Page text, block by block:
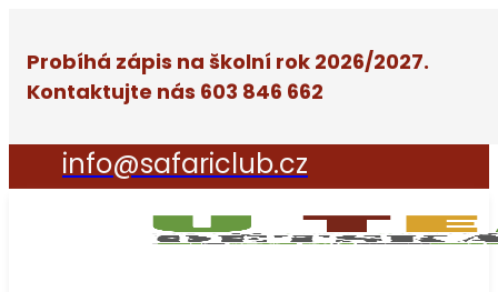
Probíhá zápis na školní rok 2026/2027.
Kontaktujte nás 603 846 662
info@safariclub.cz